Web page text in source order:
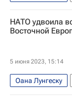
Черное море
Владимир Путин
НАТО удвоила
Восточной
5 июня 2023, 15:14
Оана Лунгеску
Сергей Лавров